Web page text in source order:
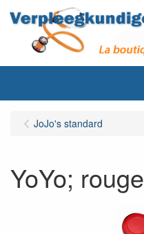
JoJo's standard
YoYo; rouge